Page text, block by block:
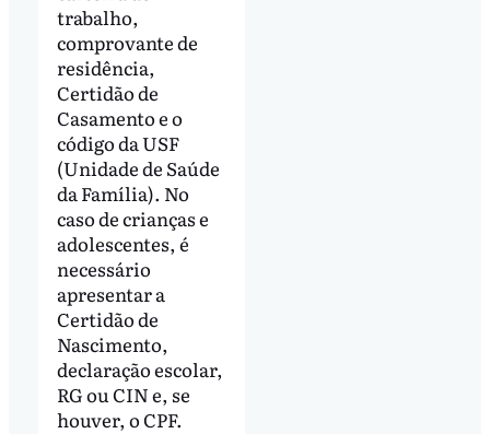
trabalho,
comprovante de
residência,
Certidão de
Casamento e o
código da USF
(Unidade de Saúde
da Família). No
caso de crianças e
adolescentes, é
necessário
apresentar a
Certidão de
Nascimento,
declaração escolar,
RG ou CIN e, se
houver, o CPF.